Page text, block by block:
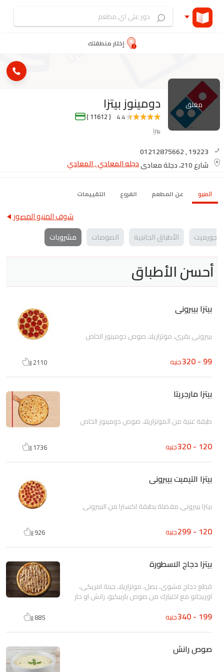
إختار منطقتك
مغلق دومينوز بيتزا
4.4
( 11612 )
بيتزا
19223
,
01212875662
شارع 210، دجلة معادي
دجله المعادي , المعادي
المنيو عن المطعم الفروع التقييمات
شوف المنيو المصور
جورميت الأطباق الجانبية الصوصات مشروبات
أحسن الأطباق
بيتزا بيبرونى
بيبرونى بقرى، موتزاريلا، صوص دومينوز الخاص
99 - 320 جنيه 2110
بيتزا مارجريتا
طبقة غنية من الموتزاريلا، صوص دومينوز الخاص
120 - 320 جنيه 1736
بيتزا التيميت بيبرونى
بيتزا بيبروني مفضلة بطبقة اكسترا من البيبروني
120 - 299 جنيه 926
بيتزا دجاج الاسطورة
قطع دجاج مشوى، بصل، موتزاريلا، جبنة امريكى،
اوريجانو مع اختيارك من صوص باربيكيو، رانش او حار
199 - 340 جنيه 885
صوص رانش